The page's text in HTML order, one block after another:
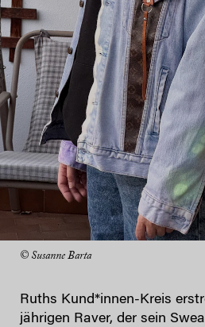
© Susanne Barta
Ruths Kund*innen-Kreis
jährigen Raver, der sein